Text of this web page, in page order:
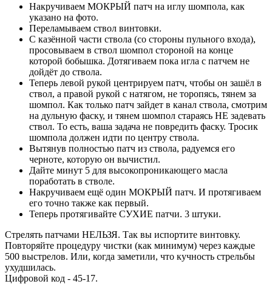
Накручиваем МОКРЫЙ патч на иглу шомпола, как
указано на фото.
Переламываем ствол винтовки.
С казённой части ствола (со стороны пульного входа),
просовываем в ствол шомпол стороной на конце
которой бобышка. Дотягиваем пока игла с патчем не
дойдёт до ствола.
Теперь левой рукой центрируем патч, чтобы он зашёл в
ствол, а правой рукой с натягом, не торопясь, тянем за
шомпол. Как только патч зайдет в канал ствола, смотрим
на дульную фаску, и тянем шомпол стараясь НЕ задевать
ствол. То есть, ваша задача не повредить фаску. Тросик
шомпола должен идти по центру ствола.
Вытянув полностью патч из ствола, радуемся его
черноте, которую он вычистил.
Дайте минут 5 для высокопроникающего масла
поработать в стволе.
Накручиваем ещё один МОКРЫЙ патч. И протягиваем
его точно также как первый.
Теперь протягивайте СУХИЕ патчи. 3 штуки.
Стрелять патчами НЕЛЬЗЯ. Так вы испортите винтовку.
Повторяйте процедуру чистки (как минимум) через каждые
500 выстрелов. Или, когда заметили, что кучность стрельбы
ухудшилась.
Цифровой код - 45-17.